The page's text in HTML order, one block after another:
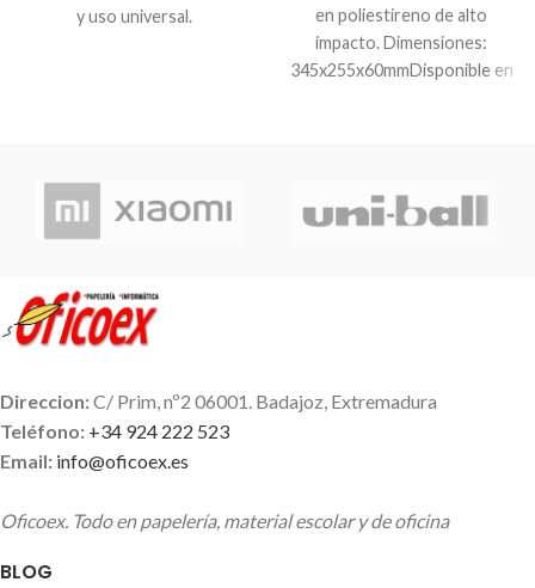
y uso universal.
en poliestireno de alto
impacto. Dimensiones:
345x255x60mmDisponible en
Direccion:C/ Prim, nº2 06001. Badajoz, Extremadura
Teléfono: +34 924 222 523
Email: info@oficoex.es
Oficoex. Todo en papelería, material escolar y de oficina
BLOG